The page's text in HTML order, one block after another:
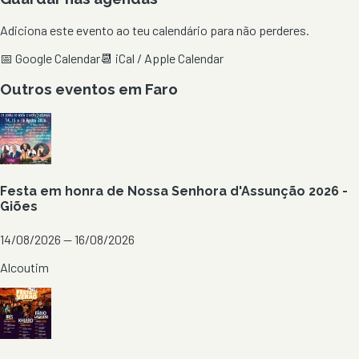
Adiciona este evento ao teu calendário para não perderes.
📅 Google Calendar📆 iCal / Apple Calendar
Outros eventos em Faro
Festa em honra de Nossa Senhora d'Assunção 2026 -
Giões
14/08/2026 — 16/08/2026
Alcoutim